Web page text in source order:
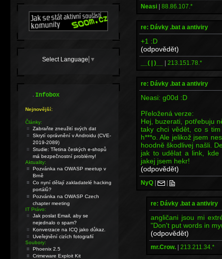
Neasi | 88.86.107.*
re: Dávky .bat a antiviry
+1 :D
(odpovědět)
__( | )__ | 213.151.78.*
re: Dávky .bat a antiviry
Neasi: g00d :D
Přeložená verze:
Hej, buzerati, potřebuju
taky chci vědět, co s
h***o. Ale jelikož jsem
hoodně škodlivej našli.
jak to udělat a link, kde
jakej jsem hekr!
(odpovědět)
NyQ | |
re: Dávky .bat a antiviry
angličani jsou mi
"Don't put words in
(odpovědět)
mr.Crow. | 213.211.34.*
Select Language ▼
.Infobox
Nejnovější:
Články:
Zabraňte zneužití svých dat
Skrytí oprávnění v Androidu (CVE-
2019-2089)
Studie: Třetina českých e-shopů
má bezpečnostní problémy!
Aktuality:
Pozvánka na OWASP meetup v
Brně
Co nyní dělají zakladatelé hacking
portálů?
Pozvánka na OWASP Czech
chapter meeting
IT Právo:
Jak poslat Email, aby se
nejednalo o spam?
Konverzace na ICQ jako důkaz.
Uveřejnění cizích fotografií
Soubory:
Phoenix 2.5
Crimeware Exploit Kit